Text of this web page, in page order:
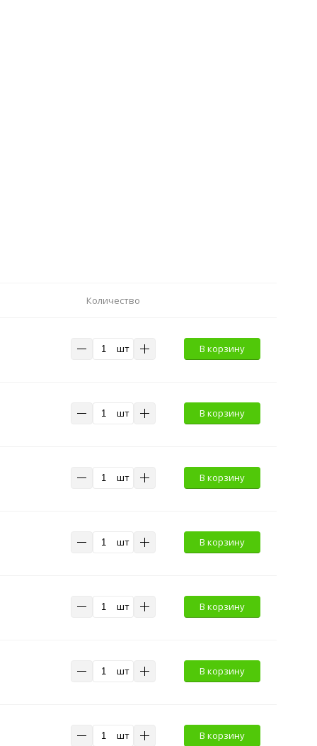
Количество
шт В корзину
шт В корзину
шт В корзину
шт В корзину
шт В корзину
шт В корзину
шт В корзину